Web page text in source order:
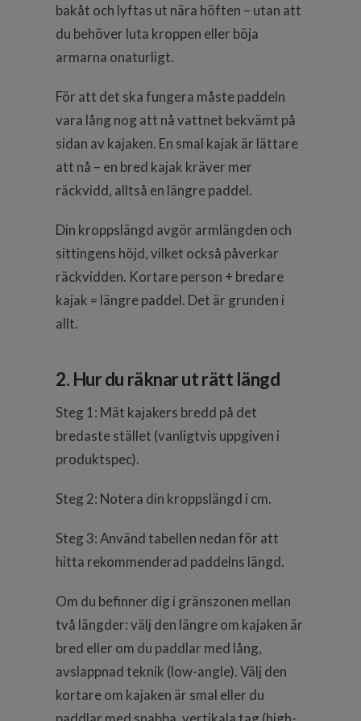
bakåt och lyftas ut nära höften – utan att
du behöver luta kroppen eller böja
armarna onaturligt.
För att det ska fungera måste paddeln
vara lång nog att nå vattnet bekvämt på
sidan av kajaken. En smal kajak är lättare
att nå – en bred kajak kräver mer
räckvidd, alltså en längre paddel.
Din kroppslängd avgör armlängden och
sittingens höjd, vilket också påverkar
räckvidden. Kortare person + bredare
kajak = längre paddel. Det är grunden i
allt.
2. Hur du räknar ut rätt längd
Steg 1: Mät kajakers bredd på det
bredaste stället (vanligtvis uppgiven i
produktspec).
Steg 2: Notera din kroppslängd i cm.
Steg 3: Använd tabellen nedan för att
hitta rekommenderad paddelns längd.
Om du befinner dig i gränszonen mellan
två längder: välj den längre om kajaken är
bred eller om du paddlar med lång,
avslappnad teknik (low-angle). Välj den
kortare om kajaken är smal eller du